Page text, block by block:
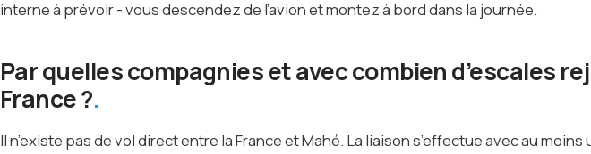
interne à prévoir - vous descendez de l’avion et montez à bord dans la journée.
Par quelles compagnies et avec combien d’escales
France ?
Il n’existe pas de vol direct entre la France et Mahé. La liaison s’effectue avec au